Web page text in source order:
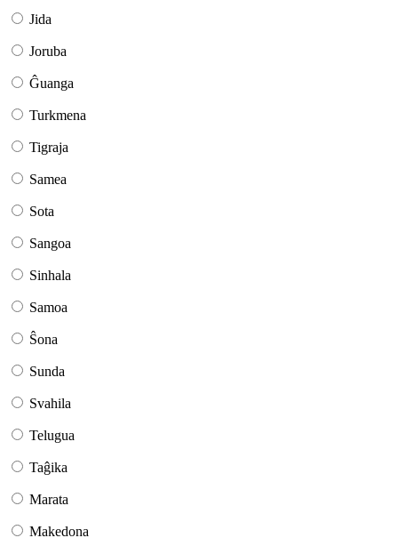
Jida
Joruba
Ĝuanga
Turkmena
Tigraja
Samea
Sota
Sangoa
Sinhala
Samoa
Ŝona
Sunda
Svahila
Telugua
Taĝika
Marata
Makedona